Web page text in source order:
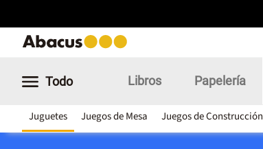
Todo Libros Papelería
Juguetes Juegos de Mesa Juegos de Construcción